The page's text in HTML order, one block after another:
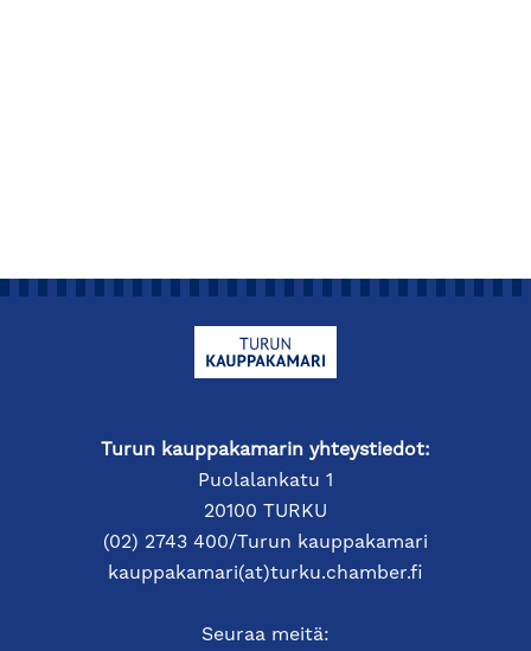
Turun kauppakamarin yhteystiedot:
Puolalankatu 1
20100 TURKU
(02) 2743 400/Turun kauppakamari
kauppakamari(at)turku.chamber.fi
Seuraa meitä: